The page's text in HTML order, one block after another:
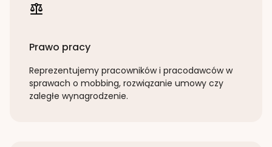
Prawo pracy
Reprezentujemy pracowników i pracodawców w
sprawach o mobbing, rozwiązanie umowy czy
zaległe wynagrodzenie.